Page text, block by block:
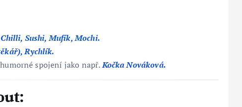
Sushi, Mufík, Mochi.
Rychlík.
spojení jako např.Kočka Nováková.